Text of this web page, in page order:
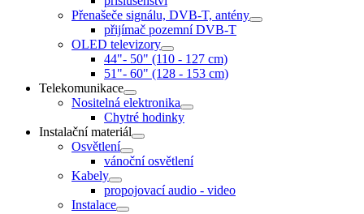
Přenašeče signálu, DVB-T, antény
přijímač pozemní DVB-T
OLED televizory
44"- 50" (110 - 127 cm)
51"- 60" (128 - 153 cm)
Telekomunikace
Nositelná elektronika
Chytré hodinky
Instalační materiál
Osvětlení
vánoční osvětlení
Kabely
propojovací audio - video
Instalace